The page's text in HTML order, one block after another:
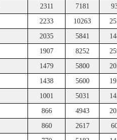
2311 7181
2233 10263
2035 5841
1907 8252
1479 5800
1438 5600
1001 5031
866 4943
860 2617